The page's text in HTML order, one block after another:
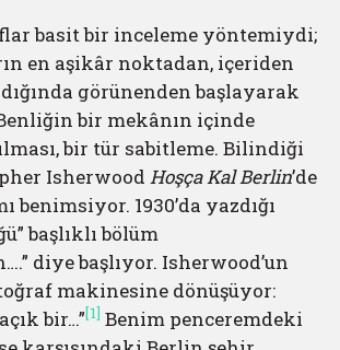
basit bir inceleme yöntemiydi;
en aşikâr noktadan, içeriden
görünenden başlayarak
bir mekânın içinde
bir tür sabitleme. Bilindiği
Isherwood Hoşça Kal Berlin’de
benimsiyor. 1930’da yazdığı
başlıklı bölüm
diye başlıyor. Isherwood’un
makinesine dönüşüyor:
bir…”[1] Benim penceremdeki